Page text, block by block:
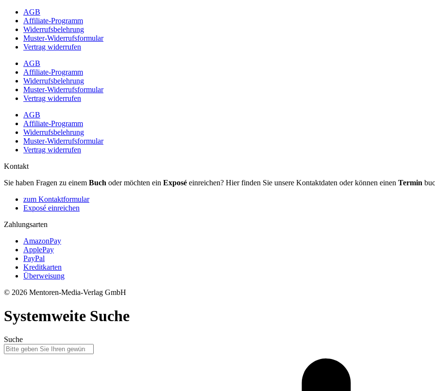
AGB
Affiliate-Programm
Widerrufsbelehrung
Muster-Widerrufsformular
Vertrag widerrufen
AGB
Affiliate-Programm
Widerrufsbelehrung
Muster-Widerrufsformular
Vertrag widerrufen
AGB
Affiliate-Programm
Widerrufsbelehrung
Muster-Widerrufsformular
Vertrag widerrufen
Kontakt
Sie haben Fragen zu einem Buch oder möchten ein Exposé einreichen? Hier finden Sie unsere Kontaktdaten oder können einen Termin
zum Kontaktformular
Exposé einreichen
Zahlungsarten
AmazonPay
ApplePay
PayPal
Kreditkarten
Überweisung
© 2026 Mentoren-Media-Verlag GmbH
Systemweite Suche
Suche